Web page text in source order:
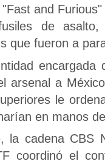
and
de
que fueron a
arsenal a
le
en manos
la cadena CBS
coordinó el